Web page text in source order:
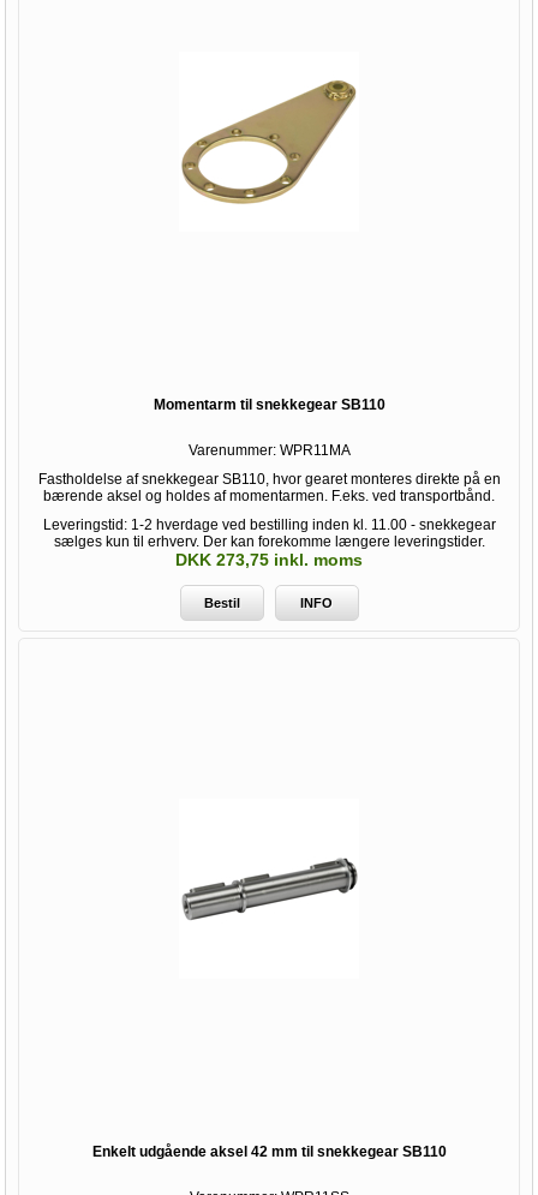
Momentarm til snekkegear SB110
Varenummer: WPR11MA
Fastholdelse af snekkegear SB110, hvor gearet monteres direkte på en
bærende aksel og holdes af momentarmen. F.eks. ved transportbånd.
Leveringstid: 1-2 hverdage ved bestilling inden kl. 11.00 - snekkegear
sælges kun til erhverv. Der kan forekomme længere leveringstider.
DKK 273,75 inkl. moms
Bestil INFO
Enkelt udgående aksel 42 mm til snekkegear SB110